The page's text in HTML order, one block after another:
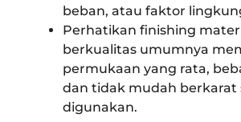
beban, atau faktor
Perhatikan finishing
berkualitas umumnya
permukaan yang rata,
dan tidak mudah berkarat
digunakan.